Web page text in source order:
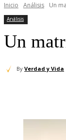
Inicio Análisis Un
Análisis
Un
By Verdad y Vida